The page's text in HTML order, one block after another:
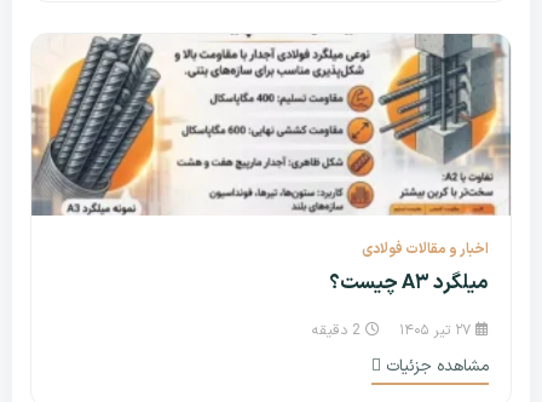
اخبار و مقالات فولادی
میلگرد A۳ چیست؟
مشاهده جزئیات